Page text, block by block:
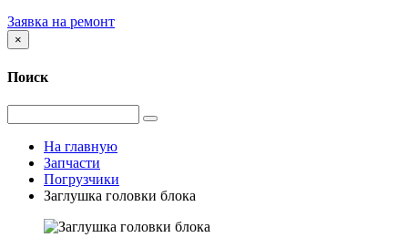
Заявка на ремонт
×
Поиск
На главную
Запчасти
Погрузчики
Заглушка головки блока